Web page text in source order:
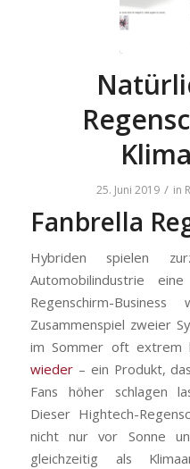
25. Juni 2019 / in
Fanbrella
Hybriden spielen
Automobilindustrie
Regenschirm-
Zusammenspiel zweier
im Sommer oft extrem
wieder– ein Produkt,
Fans höher schlagen
Dieser Hightech-
nicht nur vor Sonne
gleichzeitig als